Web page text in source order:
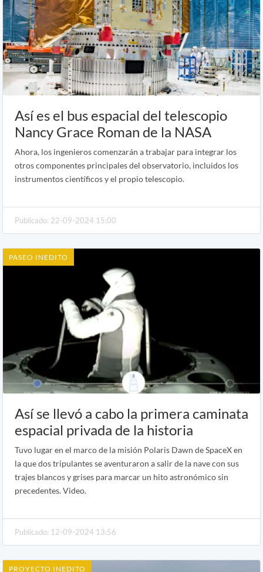
Así es el bus espacial del telescopio
Nancy Grace Roman de la NASA
Ahora, los ingenieros comenzarán a trabajar para integrar los
otros componentes principales del observatorio, incluidos los
instrumentos científicos y el propio telescopio.
Publicado: 22-09-2024 15:00
PASEO INEDITO
Así se llevó a cabo la primera caminata
espacial privada de la historia
Tuvo lugar en el marco de la misión Polaris Dawn de SpaceX en
la que dos tripulantes se aventuraron a salir de la nave con sus
trajes blancos y grises para marcar un hito astronómico sin
precedentes. Video.
Publicado: 12-09-2024 13:56
PROYECTO INEDITO